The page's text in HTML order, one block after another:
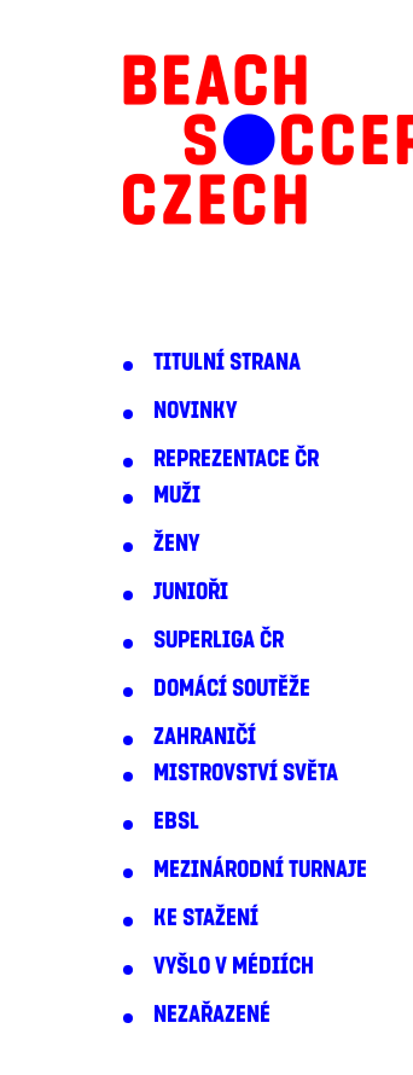
TITULNÍ STRANA
NOVINKY
REPREZENTACE ČR
MUŽI
ŽENY
JUNIOŘI
SUPERLIGA ČR
DOMÁCÍ SOUTĚŽE
ZAHRANIČÍ
MISTROVSTVÍ SVĚTA
EBSL
MEZINÁRODNÍ TURNAJE
KE STAŽENÍ
VYŠLO V MÉDIÍCH
NEZAŘAZENÉ